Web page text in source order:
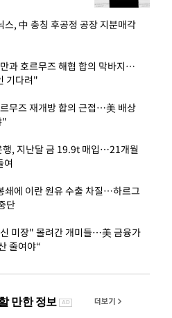
스, 中 충칭 후공정 공장 지분매각
과 호르무즈 해협 합의 막바지…
기다려"
무즈 재개방 합의 근접…美 배상
"
행, 지난달 금 19.9t 매입…21개월
여
쇄에 이란 원유 수출 차질…하르그
단
미장" 몰려간 개미들…美 금융가
줄여야“